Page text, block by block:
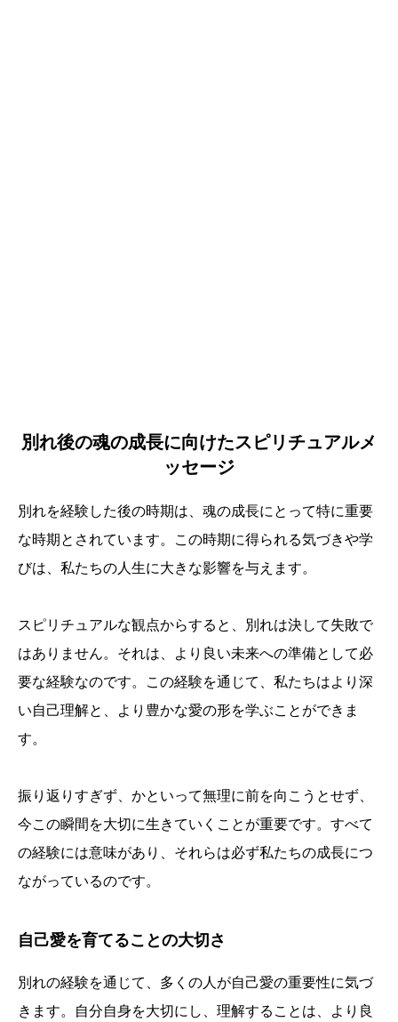
別れ後の魂の成長に向けたスピリチュアルメ
ッセージ
別れを経験した後の時期は、魂の成長にとって特に重要
な時期とされています。この時期に得られる気づきや学
びは、私たちの人生に大きな影響を与えます。
スピリチュアルな観点からすると、別れは決して失敗で
はありません。それは、より良い未来への準備として必
要な経験なのです。この経験を通じて、私たちはより深
い自己理解と、より豊かな愛の形を学ぶことができま
す。
振り返りすぎず、かといって無理に前を向こうとせず、
今この瞬間を大切に生きていくことが重要です。すべて
の経験には意味があり、それらは必ず私たちの成長につ
ながっているのです。
自己愛を育てることの大切さ
別れの経験を通じて、多くの人が自己愛の重要性に気づ
きます。自分自身を大切にし、理解することは、より良